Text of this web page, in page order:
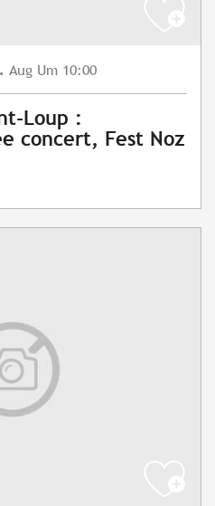
Aug Um 10:00
Loup :
concert, Fest Noz